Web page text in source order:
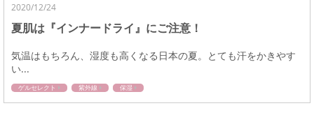
2020/12/24
夏肌は『インナードライ』にご注意！
気温はもちろん、湿度も高くなる日本の夏。とても汗をかきやす
い...
ゲルセレクト 紫外線 保湿